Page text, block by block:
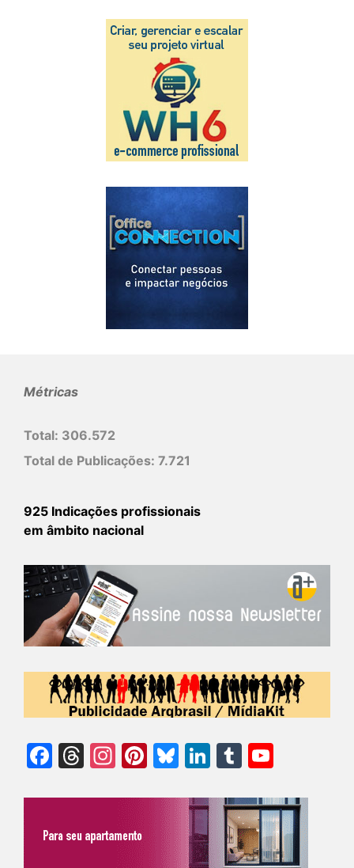
Métricas
Total: 306.572
Total de Publicações: 7.721
925 Indicações profissionais
em âmbito nacional
Facebook
Threads
Instagram
Pinterest
Bluesky
LinkedIn
Tumblr